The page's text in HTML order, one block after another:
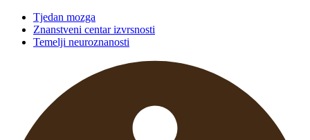
Tjedan mozga
Znanstveni centar izvrsnosti
Temelji neuroznanosti